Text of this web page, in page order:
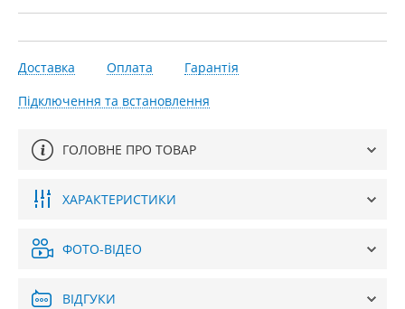
Доставка Оплата
Гарантія
Підключення та встановлення
ГОЛОВНЕ ПРО ТОВАР
ХАРАКТЕРИСТИКИ
ФОТО-ВІДЕО
ВІДГУКИ